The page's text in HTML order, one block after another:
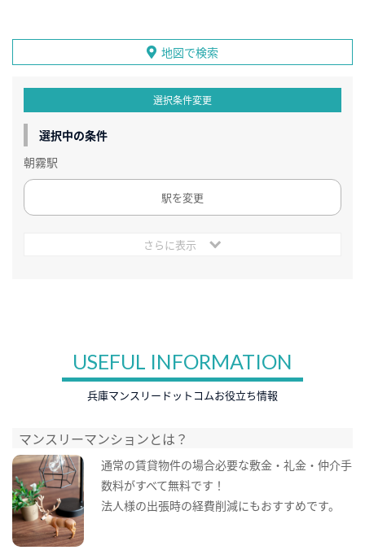
地図で検索
選択条件変更
選択中の条件
朝霧駅
駅を変更
さらに表示
USEFUL INFORMATION
兵庫マンスリードットコムお役立ち情報
マンスリーマンションとは？
通常の賃貸物件の場合必要な敷金・礼金・仲介手
数料がすべて無料です！
法人様の出張時の経費削減にもおすすめです。